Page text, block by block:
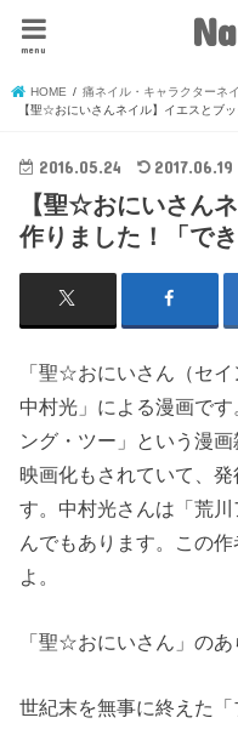
menu
HOME
痛ネイル・キャラクターネ
【聖☆おにいさんネイル】イエスとブ
2016.05.24 2017.06.19
【聖☆おにいさん
作りました！「で
「聖☆おにいさん（セ
中村光」による漫画で
ング・ツー」という漫
映画化もされていて、
す。中村光さんは「荒
んでもあります。この
よ。
「聖☆おにいさん」のあ
世紀末を無事に終えた